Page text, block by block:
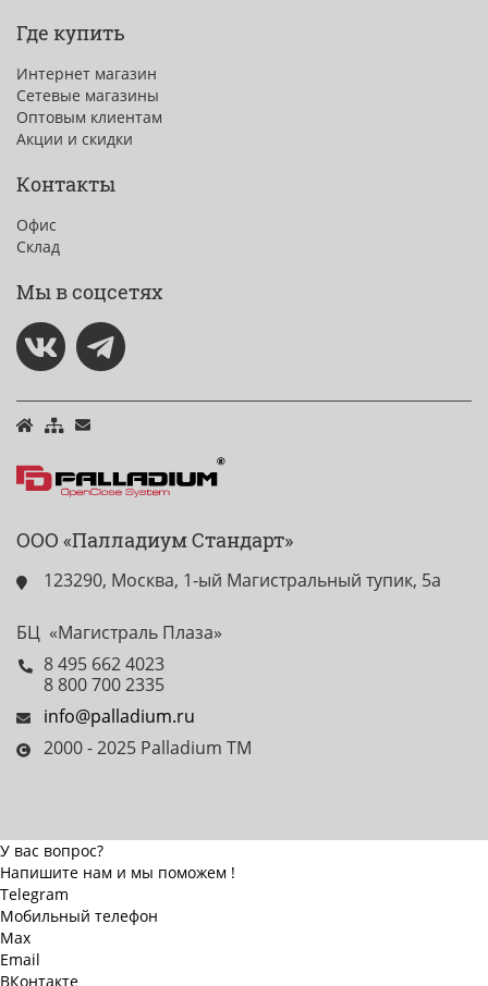
Где купить
Интернет магазин
Сетевые магазины
Оптовым клиентам
Акции и скидки
Контакты
Офис
Склад
Мы в соцсетях
ООО «Палладиум Стандарт»
123290, Москва, 1-ый Магистральный тупик, 5а
БЦ «Магистраль Плаза»
8 495 662 4023
8 800 700 2335
info@palladium.ru
2000 - 2025 Palladium TM
У вас вопрос?
Напишите нам и мы поможем !
Telegram
Мобильный телефон
Max
Email
ВКонтакте